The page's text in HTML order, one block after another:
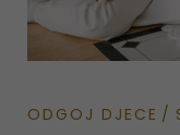
ODGOJ DJECE